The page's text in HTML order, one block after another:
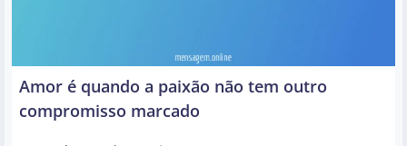
Amor é quando a paixão não tem outro
compromisso marcado